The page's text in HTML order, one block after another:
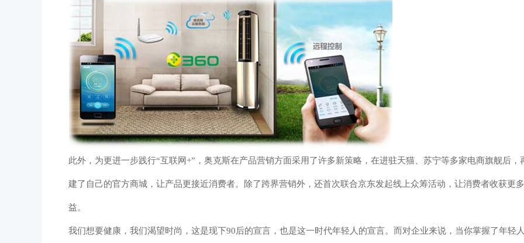
此外，为更进一步践行“互联网+”，奥克斯在产品营销方面采用了许多新策略，在进驻天猫、苏宁等多家电商旗舰后，
建了自己的官方商城，让产品更接近消费者。除了跨界营销外，还首次联合京东发起线上众筹活动，让消费者收获更
益。
我们想要健康，我们渴望时尚，这是现下90后的宣言，也是这一时代年轻人的宣言。而对企业来说，当你掌握了年轻